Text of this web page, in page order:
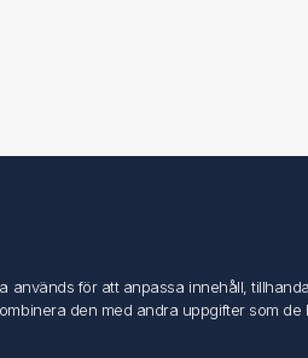
för att anpassa innehåll,
den med andra uppgifter som